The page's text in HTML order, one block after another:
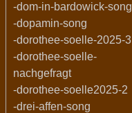
-dom-in-bardowick-song
-dopamin-song
-dorothee-soelle-2025-3
-dorothee-soelle-
nachgefragt
-dorothee-soelle2025-2
-drei-affen-song